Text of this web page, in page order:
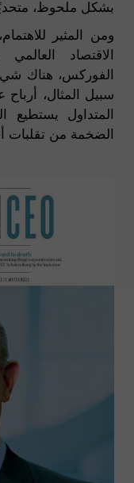
بشكل ملحوظ،
ومن المثير
الاقتصاد
الفوركس، هناك شيء
سبيل المثال،
المتداول
الضخمة من تقلبات